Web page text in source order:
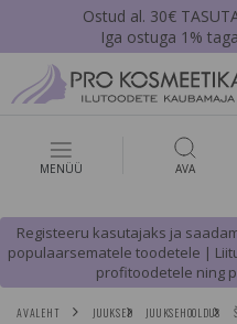
Ostud al. 30€
Iga ostuga 1%
MENÜÜ AVA
Registeeru kasutajaks ja
populaarsematele toodetele |
profitoodetele ning
AVALEHT JUUKSED JUUKSEHOOLDUS